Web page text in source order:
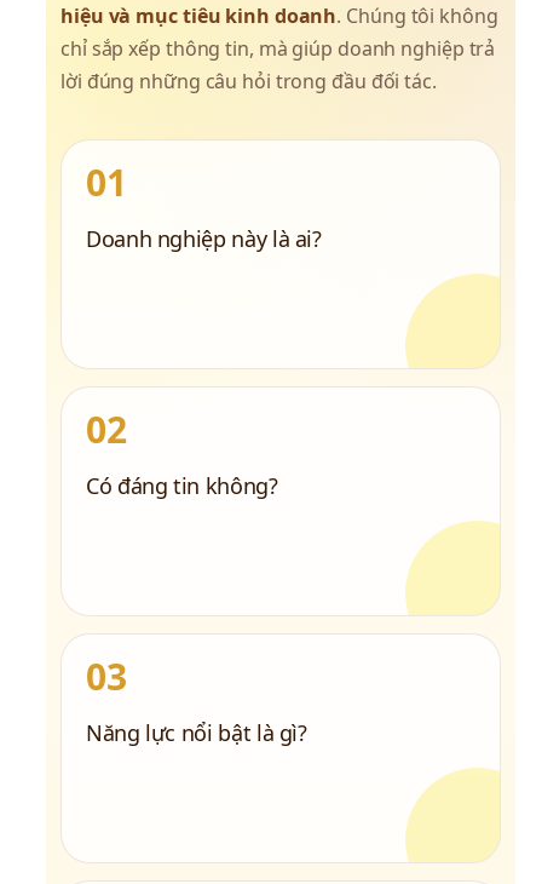
hiệu và mục tiêu kinh doanh. Chúng tôi không
chỉ sắp xếp thông tin, mà giúp doanh nghiệp trả
lời đúng những câu hỏi trong đầu đối tác.
01
Doanh nghiệp này là ai?
02
Có đáng tin không?
03
Năng lực nổi bật là gì?